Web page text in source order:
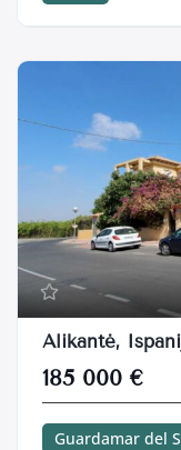
Alikantė,
185 000 €
Guardamar del